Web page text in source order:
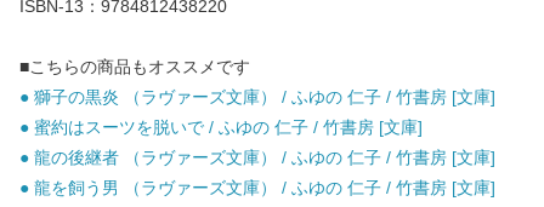
ISBN-13：9784812438220
■こちらの商品もオススメです
● 獅子の黒炎 （ラヴァーズ文庫） / ふゆの 仁子 / 竹書房 [文庫]
● 蜜約はスーツを脱いで / ふゆの 仁子 / 竹書房 [文庫]
● 龍の後継者 （ラヴァーズ文庫） / ふゆの 仁子 / 竹書房 [文庫]
● 龍を飼う男 （ラヴァーズ文庫） / ふゆの 仁子 / 竹書房 [文庫]